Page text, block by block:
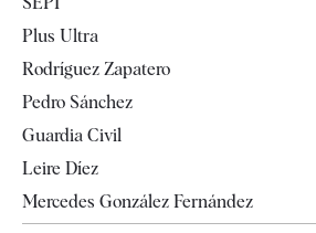
Televisión
Plus Ultra
Rodríguez Zapatero
Pedro Sánchez
Guardia Civil
Leire Díez
Mercedes González Fernández